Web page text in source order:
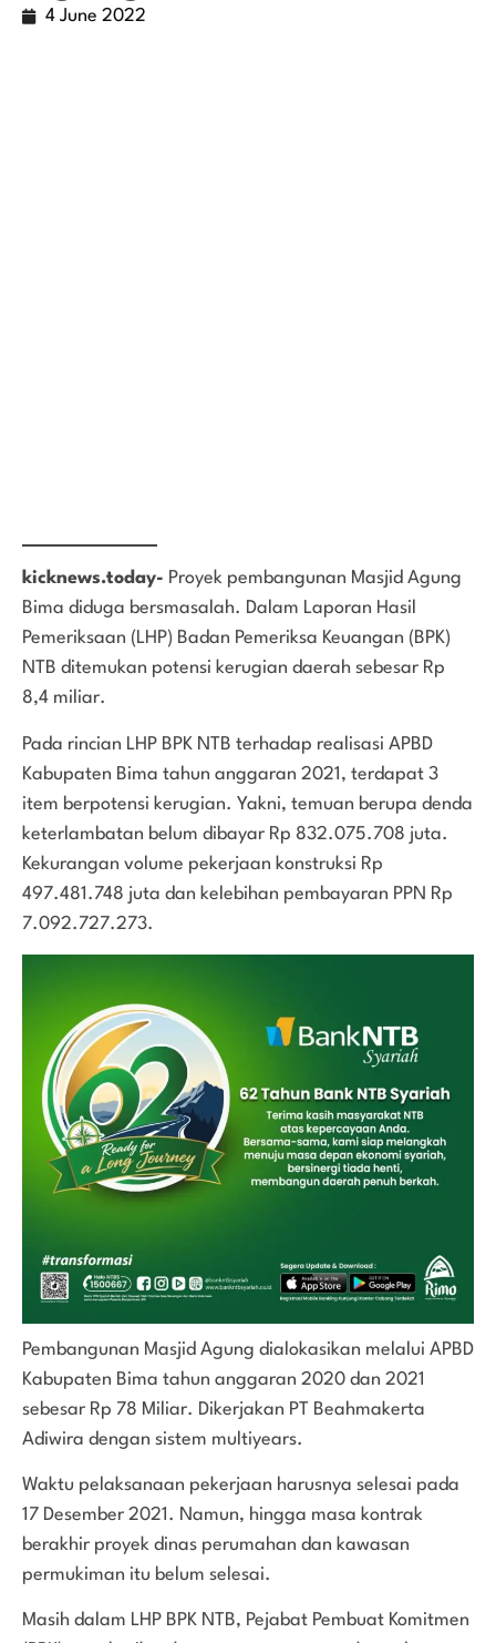
4 June 2022
kicknews.today- Proyek pembangunan Masjid Agung
Bima diduga bersmasalah. Dalam Laporan Hasil
Pemeriksaan (LHP) Badan Pemeriksa Keuangan (BPK)
NTB ditemukan potensi kerugian daerah sebesar Rp
8,4 miliar.
Pada rincian LHP BPK NTB terhadap realisasi APBD
Kabupaten Bima tahun anggaran 2021, terdapat 3
item berpotensi kerugian. Yakni, temuan berupa denda
keterlambatan belum dibayar Rp 832.075.708 juta.
Kekurangan volume pekerjaan konstruksi Rp
497.481.748 juta dan kelebihan pembayaran PPN Rp
7.092.727.273.
Pembangunan Masjid Agung dialokasikan melalui APBD
Kabupaten Bima tahun anggaran 2020 dan 2021
sebesar Rp 78 Miliar. Dikerjakan PT Beahmakerta
Adiwira dengan sistem multiyears.
Waktu pelaksanaan pekerjaan harusnya selesai pada
17 Desember 2021. Namun, hingga masa kontrak
berakhir proyek dinas perumahan dan kawasan
permukiman itu belum selesai.
Masih dalam LHP BPK NTB, Pejabat Pembuat Komitmen